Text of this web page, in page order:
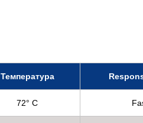
Температура
72° C